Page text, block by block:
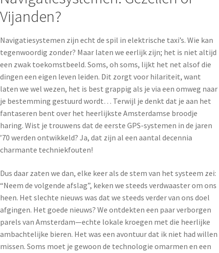
Vijanden?
Navigatiesystemen zijn echt de spil in elektrische taxi’s. Wie kan
tegenwoordig zonder? Maar laten we eerlijk zijn; het is niet altijd
een zwak toekomstbeeld. Soms, oh soms, lijkt het net alsof die
dingen een eigen leven leiden. Dit zorgt voor hilariteit, want
laten we wel wezen, het is best grappig als je via een omweg naar
je bestemming gestuurd wordt… Terwijl je denkt dat je aan het
fantaseren bent over het heerlijkste Amsterdamse broodje
haring. Wist je trouwens dat de eerste GPS-systemen in de jaren
’70 werden ontwikkeld? Ja, dat zijn al een aantal decennia
charmante techniekfouten!
Dus daar zaten we dan, elke keer als de stem van het systeem zei:
“Neem de volgende afslag”, keken we steeds verdwaaster om ons
heen. Het slechte nieuws was dat we steeds verder van ons doel
afgingen. Het goede nieuws? We ontdekten een paar verborgen
parels van Amsterdam—echte lokale kroegen met die heerlijke
ambachtelijke bieren. Het was een avontuur dat ik niet had willen
missen. Soms moet je gewoon de technologie omarmen en een